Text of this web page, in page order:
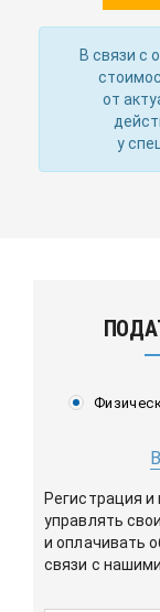
В связи с
от
у
Регистрация
управлять
и оплачивать
связи с